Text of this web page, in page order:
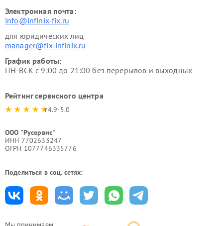
Электронная почта:
info@infinix-fix.ru
для юридических лиц
manager@fix-infinix.ru
График работы:
ПН-ВСК с 9:00 до 21:00 без перерывов и выходных
Рейтинг сервисного центра
4.9-5.0
ООО "Русервис"
ИНН 7702633247
ОГРН 1077746335776
Поделиться в соц. сетях: